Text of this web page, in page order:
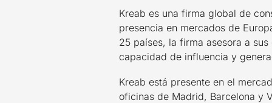
Kreab es una firma global de
presencia en mercados de
25 países, la firma asesora a
capacidad de influencia y
Kreab está presente en el
oficinas de Madrid, Barcelona y